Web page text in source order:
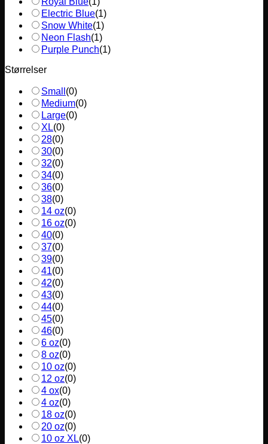
Electric Blue(1)
Snow White(1)
Neon Flash(1)
Purple Punch(1)
Størrelser
Small (0)
Medium(0)
Large(0)
XL(0)
28(0)
30(0)
32(0)
34(0)
36(0)
38(0)
14 oz(0)
16 oz(0)
40(0)
37(0)
39(0)
41(0)
42(0)
43(0)
44(0)
45(0)
46(0)
6 oz(0)
8 oz(0)
10 oz(0)
12 oz(0)
4 ox(0)
4 oz(0)
18 oz(0)
20 oz(0)
10 oz XL(0)